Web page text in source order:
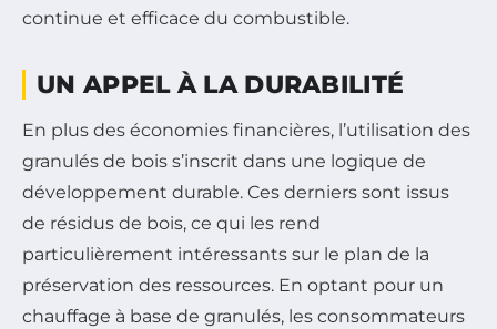
continue et efficace du combustible.
UN APPEL À LA DURABILITÉ
En plus des économies financières, l’utilisation des
granulés de bois s’inscrit dans une logique de
développement durable. Ces derniers sont issus
de résidus de bois, ce qui les rend
particulièrement intéressants sur le plan de la
préservation des ressources. En optant pour un
chauffage à base de granulés, les consommateurs